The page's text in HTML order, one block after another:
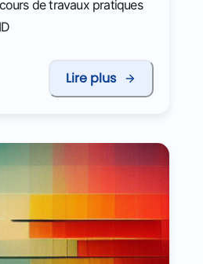
de travaux pratiques
Lire plus